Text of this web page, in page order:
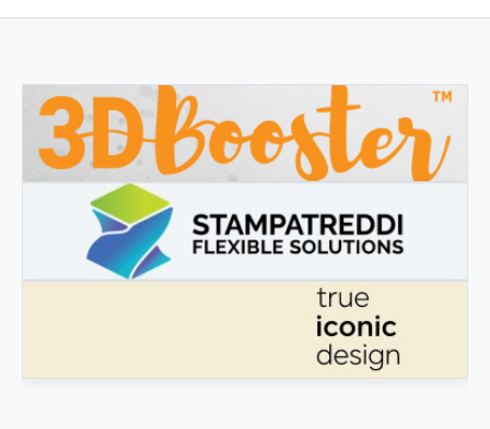
3DBOOSTER
3DBooster - Productos innovadores para impresión 3D